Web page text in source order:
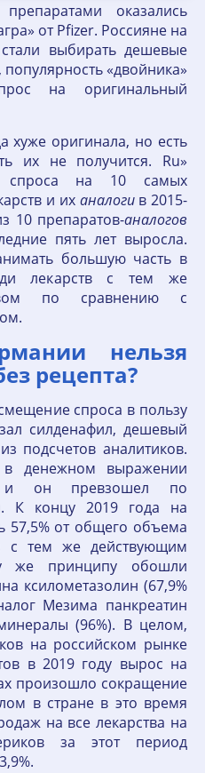
оказались
от Pfizer. Россияне на
выбирать дешевые
«двойника»
на оригинальный
хуже оригинала, но есть
их не получится. Ru»
спроса на 10 самых
и их аналогив 2015-
10 препаратов-аналогов
пять лет выросла.
большую часть в
лекарств с тем же
по сравнению с
нельзя
рецепта?
спроса в пользу
силденафил, дешевый
подсчетов аналитиков.
денежном выражении
и он превзошел по
К концу 2019 года на
57,5% от общего объема
с тем же действующим
же принципу обошли
ксилометазолин (67,9%
Мезима панкреатин
(96%). В целом,
на российском рынке
в 2019 году вырос на
произошло сокращение
в стране в это время
на все лекарства на
за этот период